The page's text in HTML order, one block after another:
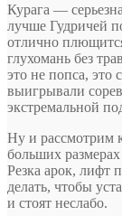
Курага —
лучше Гудричей
отлично
глухомань без
это не попса, это
выигрывали
экстремальной
Ну и рассмотрим
больших
Резка арок, лифт
делать, чтобы
и стоят неслабо.